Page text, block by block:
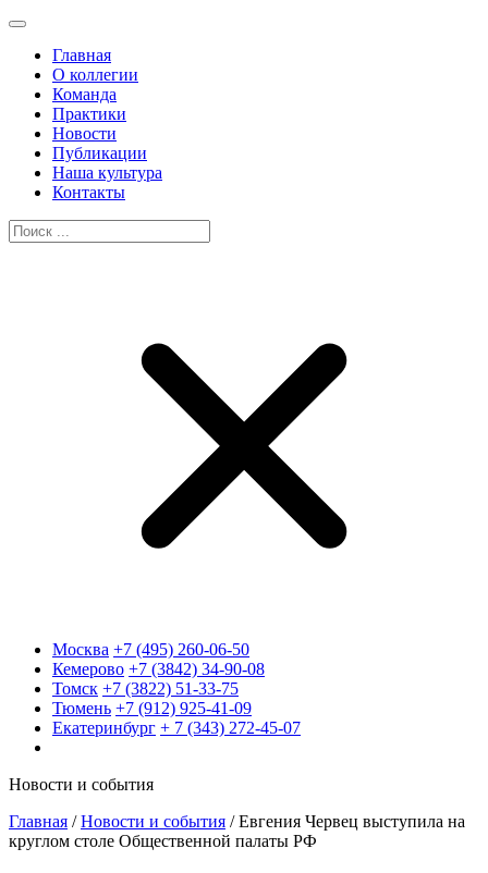
Главная
О коллегии
Команда
Практики
Новости
Публикации
Наша культура
Контакты
Москва +7 (495) 260-06-50
Кемерово +7 (3842) 34-90-08
Томск +7 (3822) 51-33-75
Тюмень +7 (912) 925-41-09
Екатеринбург + 7 (343) 272-45-07
Новости и события
Главная /Новости и события /Евгения Червец выступила на
круглом столе Общественной палаты РФ